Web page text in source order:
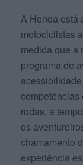
A Honda está
motociclistas
medida que a
programa de
competências
rodas, a
os
chamamento
experiência